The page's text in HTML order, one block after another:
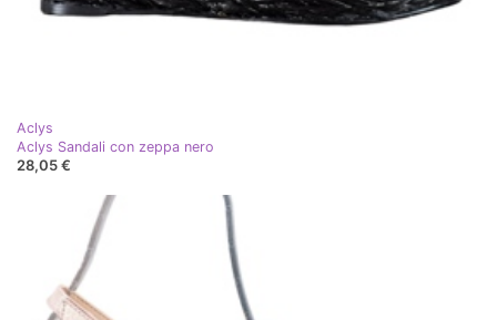
Aclys
Aclys Sandali con zeppa nero
28,05 €